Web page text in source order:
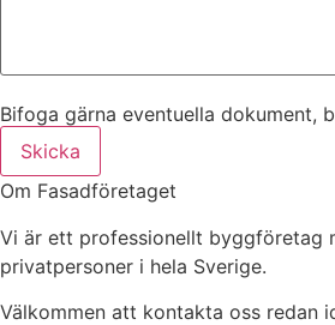
Bifoga gärna eventuella dokument,
Skicka
Om Fasadföretaget
Vi är ett professionellt byggföretag
privatpersoner i hela Sverige.
Välkommen att kontakta oss redan